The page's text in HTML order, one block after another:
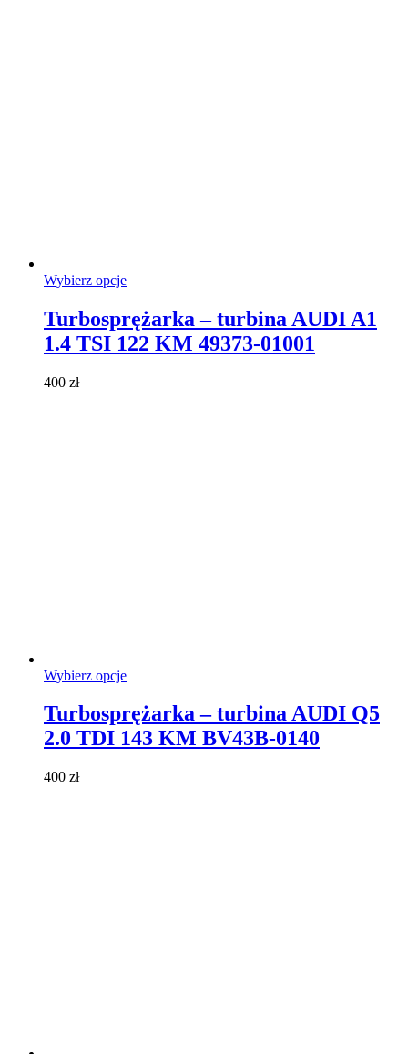
Wybierz opcjeTen
wiele
wariantów.
Turbosprężarka – turbina AUDI A1
1.4 TSI 122 KM 49373-01001
400 zł
Wybierz opcjeTen
ma
wiele
wariantów.
Turbosprężarka – turbina AUDI Q5
2.0 TDI 143 KM BV43B-0140
400 zł